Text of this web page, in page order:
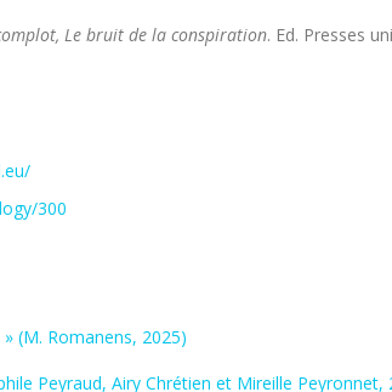
Le bruit de la conspiration. Ed. Presses
300
(M. Romanens, 2025)
Peyraud, Airy Chrétien et Mireille Peyronnet,